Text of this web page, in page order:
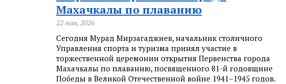
Махачкалы по плаванию
22 мая, 2026
Сегодня Мурад Мирзагаджиев, начальник столичного
Управления спорта и туризма принял участие в
торжественной церемонии открытия Первенства города
Махачкалы по плаванию, посвященного 81-й годовщине
Победы в Великой Отечественной войне 1941–1945 годов.